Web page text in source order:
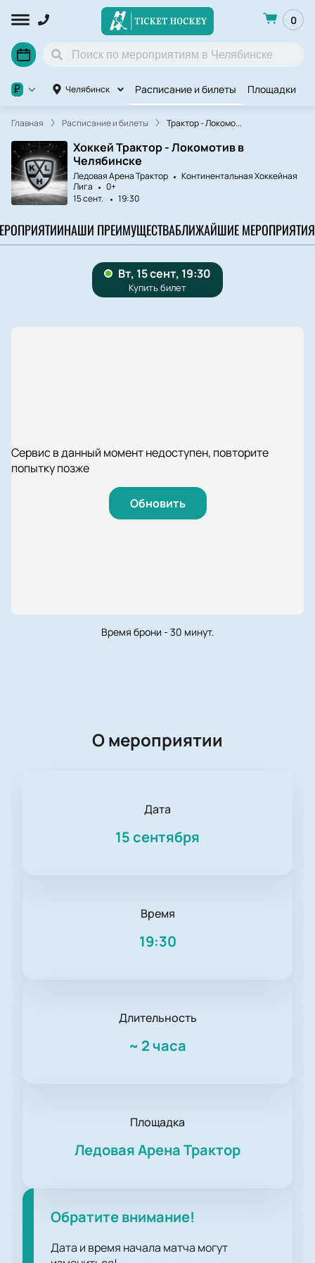
0
Челябинск Расписание и билеты Площадки
₽
Главная Расписание и билеты Трактор - Локомо...
Хоккей Трактор - Локомотив в
Челябинске
Ледовая Арена Трактор
Континентальная Хоккейная
Лига
0+
15 сент.
19:30
НАШИ ПРЕИМУЩЕСТВАБЛИЖАЙШИЕ МЕРОПРИЯТИЯ
Сервис в данный момент недоступен, повторите
попытку позже
Обновить
Время брони - 30 минут.
О мероприятии
Дата
15 сентября
Время
19:30
Длительность
~ 2 часа
Площадка
Ледовая Арена Трактор
Обратите внимание!
Дата и время начала матча могут